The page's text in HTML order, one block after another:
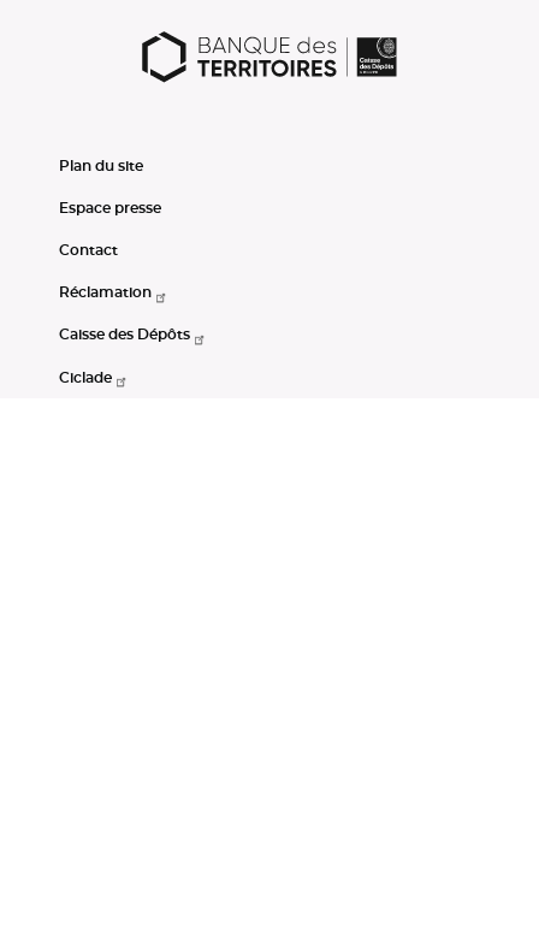
Plan du site
Espace presse
Contact
Réclamation
Caisse des Dépôts
Ciclade